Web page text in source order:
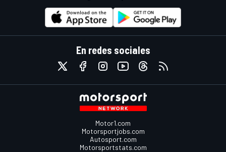
En redes sociales
Motor1.com
Motorsportjobs.com
Autosport.com
Motorsportstats.com